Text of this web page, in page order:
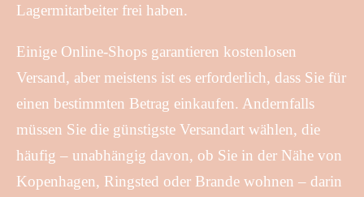
Lagermitarbeiter frei haben.
Einige Online-Shops garantieren kostenlosen
Versand, aber meistens ist es erforderlich, dass Sie für
einen bestimmten Betrag einkaufen. Andernfalls
müssen Sie die günstigste Versandart wählen, die
häufig – unabhängig davon, ob Sie in der Nähe von
Kopenhagen, Ringsted oder Brande wohnen – darin